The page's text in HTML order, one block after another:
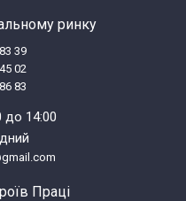
ринку
39
02
83
до 14:00
Праці